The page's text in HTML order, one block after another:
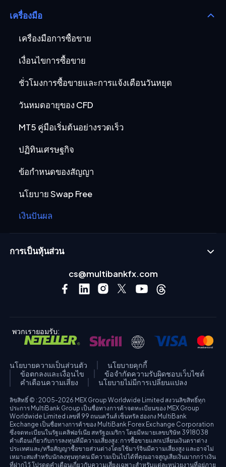
เครื่องมือ
เครื่องมือการซื้อขาย
เงื่อนไขการซื้อขาย
ชั่วโมงการซื้อขายและการแจ้งเตือนวันหยุด
วันหมดอายุของ CFD
MT5 คู่มือเริ่มต้นอย่างรวดเร็ว
ปฏิทินเศรษฐกิจ
ข้อกำหนดของสัญญา
นโยบาย Swap Free
เงินปันผล
การเป็นหุ้นส่วน
cs@multibankfx.com
พวกเรายอมรับ:
นโยบายความเป็นส่วนตัว
นโยบายคุกกี้
ข้อตกลงและเงื่อนไข
ข้อจำกัดความรับผิดชอบเว็บไซต์
คำเตือนความเสี่ยง
นโยบายไม่มีการเปลี่ยนแปลง
ลิขสิทธิ์ © : 2005-2026 MEX Group Worldwide Limited สงวนลิขสิทธิ์ทุก
ประการ MultiBank Group เป็นชื่อทางการค้าจดทะเบียนของ MEX Group
Worldwide Limited เลขที่ 99 ถนนควีนส์ เซ็นทรัล ฮ่องกง MultiBank
Exchange เป็นชื่อทางการค้าของ MultiBank Forex Exchange Corporation
ซึ่งจดทะเบียนในรัฐแคลิฟอร์เนีย สหรัฐอเมริกา โดยมีหมายเลขบริษัท 3918038
คำเตือนเกี่ยวกับการลงทุนที่มีความเสี่ยงสูง: การซื้อขายแลกเปลี่ยนเงินตราต่าง
ประเทศและ/หรือสัญญาซื้อขายส่วนต่างโดยใช้มาร์จินมีความเสี่ยงสูง และอาจไม่
เหมาะสมสำหรับนักลงทุนทุกคน มีความเป็นไปได้ที่คุณอาจสูญเสียเงินมากกว่าเงิน
ที่ฝากไว้ โปรดดูคำเตือนเกี่ยวกับความเสี่ยงเฉพาะสำหรับแต่ละหน่วยงานที่อยู่ภาย